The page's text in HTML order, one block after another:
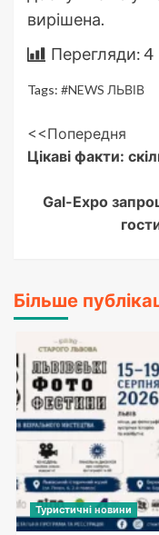
вирішена.
Перегляди:4
Tags: #NEWS ЛЬВІВ
Post
<<Попередня
Цікаві факти:
Gal-Expo
Більше
Туристичні новини